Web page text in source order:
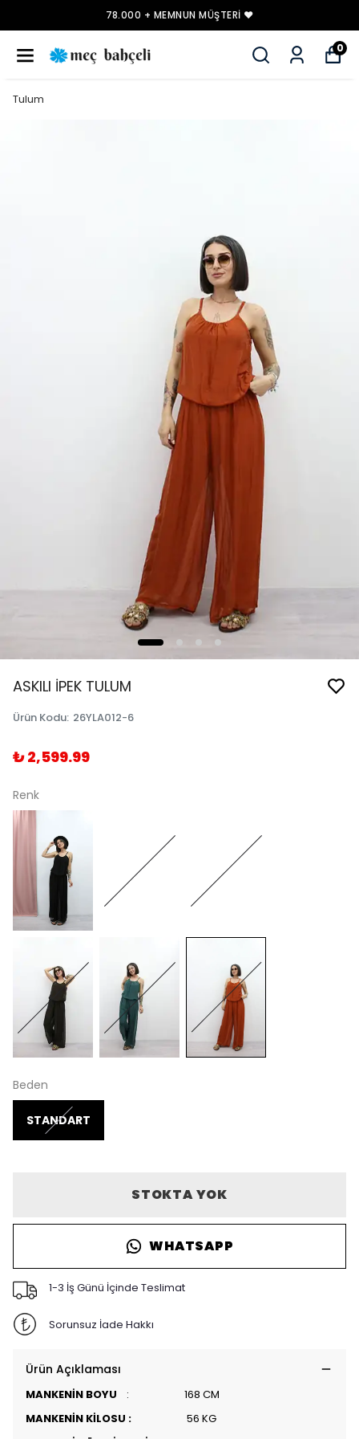
78.000 + MEMNUN MÜŞTERI ❤️
0
Tulum
ASKILI İPEK TULUM
Ürün Kodu: 26YLA012-6
₺ 2,599.99
Renk
Beden
STANDART
STOKTA YOK
WHATSAPP
1-3 İş Günü İçinde Teslimat
Sorunsuz İade Hakkı
Ürün Açıklaması
MANKENİN BOYU : 168 CM
MANKENİN KİLOSU : 56 KG